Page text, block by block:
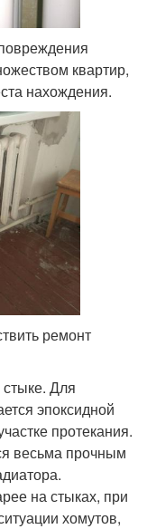
квартир,
нахождения.
ремонт
стыке. Для
эпоксидной
протекания.
весьма прочным
на стыках, при
хомутов,